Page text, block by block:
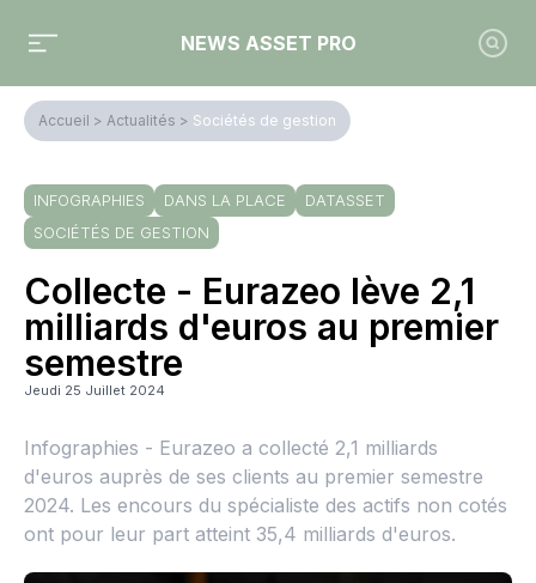
NEWS ASSET PRO
Accueil > Actualités > Sociétés de gestion
INFOGRAPHIES DANS LA PLACE
DATASSET
SOCIÉTÉS DE GESTION
Collecte - Eurazeo lève 2,1
milliards d'euros au premier
semestre
Jeudi 25 Juillet 2024
Infographies - Eurazeo a collecté 2,1 milliards
d'euros auprès de ses clients au premier semestre
2024. Les encours du spécialiste des actifs non cotés
ont pour leur part atteint 35,4 milliards d'euros.